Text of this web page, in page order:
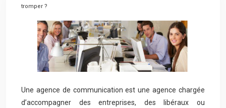
tromper ?
Une agence de communication est une agence chargée
d’accompagner des entreprises, des libéraux ou